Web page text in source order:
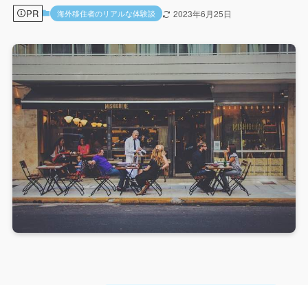
PR 海外移住者のリアルな体験談 2023年6月25日